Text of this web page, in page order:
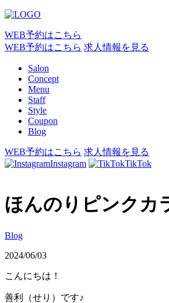
WEB予約はこちら
WEB予約はこちら 求人情報を見る
Salon
Concept
Menu
Staff
Style
Coupon
Blog
WEB予約はこちら 求人情報を見る
Instagram
TikTok
ほんのりピンクカ
Blog
2024/06/03
こんにちは！
善利（せり）です♪